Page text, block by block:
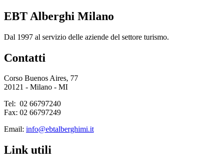
EBT Alberghi Milano
Dal 1997 al servizio delle aziende del settore turismo.
Contatti
Corso Buenos Aires, 77
20121 - Milano - MI
Tel: 02 66797240
Fax: 02 66797249
Email: info@ebtalberghimi.it
Link utili